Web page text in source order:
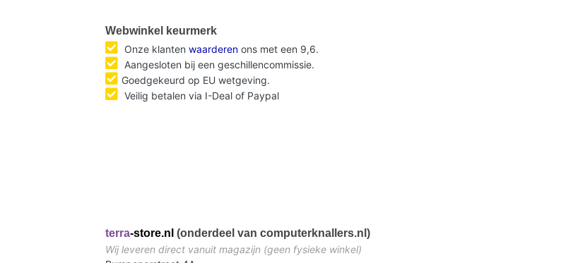
Webwinkel keurmerk
Onze klanten waarderen ons met een 9,6.
Aangesloten bij een geschillencommissie.
Goedgekeurd op EU wetgeving.
Veilig betalen via I-Deal of Paypal
terra-store.nl (onderdeel van computerknallers.nl)
Wij leveren direct vanuit magazijn (geen fysieke winkel)